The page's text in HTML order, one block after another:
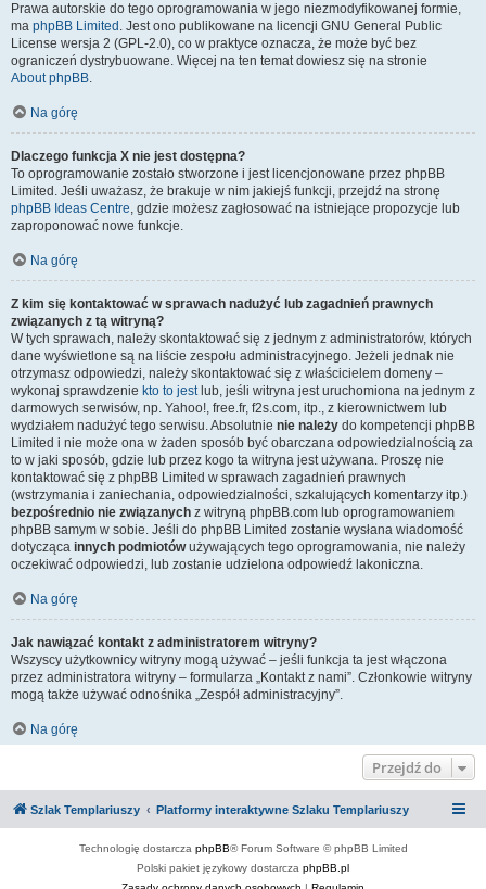
Prawa autorskie do tego oprogramowania w jego niezmodyfikowanej formie,
ma phpBB Limited . Jest ono publikowane na licencji GNU General Public
License wersja 2 (GPL-2.0), co w praktyce oznacza, że może być bez
ograniczeń dystrybuowane. Więcej na ten temat dowiesz się na stronie
About phpBB.
Na górę
Dlaczego funkcja X nie jest dostępna?
To oprogramowanie zostało stworzone i jest licencjonowane przez phpBB
Limited. Jeśli uważasz, że brakuje w nim jakiejś funkcji, przejdź na stronę
phpBB Ideas Centre, gdzie możesz zagłosować na istniejące propozycje lub
zaproponować nowe funkcje.
Na górę
Z kim się kontaktować w sprawach nadużyć lub zagadnień prawnych
związanych z tą witryną?
W tych sprawach, należy skontaktować się z jednym z administratorów, których
dane wyświetlone są na liście zespołu administracyjnego. Jeżeli jednak nie
otrzymasz odpowiedzi, należy skontaktować się z właścicielem domeny –
wykonaj sprawdzenie kto to jestlub, jeśli witryna jest uruchomiona na jednym z
darmowych serwisów, np. Yahoo!, free.fr, f2s.com, itp., z kierownictwem lub
wydziałem nadużyć tego serwisu. Absolutnie nie należy do kompetencji phpBB
Limited i nie może ona w żaden sposób być obarczana odpowiedzialnością za
to w jaki sposób, gdzie lub przez kogo ta witryna jest używana. Proszę nie
kontaktować się z phpBB Limited w sprawach zagadnień prawnych
(wstrzymania i zaniechania, odpowiedzialności, szkalujących komentarzy itp.)
bezpośrednio nie związanych z witryną phpBB.com lub oprogramowaniem
phpBB samym w sobie. Jeśli do phpBB Limited zostanie wysłana wiadomość
dotycząca innych podmiotówużywających tego oprogramowania, nie należy
oczekiwać odpowiedzi, lub zostanie udzielona odpowiedź lakoniczna.
Na górę
Jak nawiązać kontakt z administratorem witryny?
Wszyscy użytkownicy witryny mogą używać – jeśli funkcja ta jest włączona
przez administratora witryny – formularza „Kontakt z nami”. Członkowie witryny
mogą także używać odnośnika „Zespół administracyjny”.
Na górę
Przejdź do
Szlak Templariuszy Platformy interaktywne Szlaku Templariuszy
Technologię dostarcza phpBB® Forum Software © phpBB Limited
Polski pakiet językowy dostarcza phpBB.pl